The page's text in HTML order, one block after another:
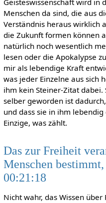
Geisteswissenschaft wird in
Menschen da sind, die aus
Verständnis heraus wirklich
die Zukunft formen können
natürlich noch wesentlich
lesen oder die Apokalypse
mir als lebendige Kraft
was jeder Einzelne aus sich
ihm kein Steiner-Zitat
selber geworden ist
und dass sie in ihm
Einzige, was zählt.
Das zur Freiheit
Menschen
00:21:18
Nicht wahr, das Wissen